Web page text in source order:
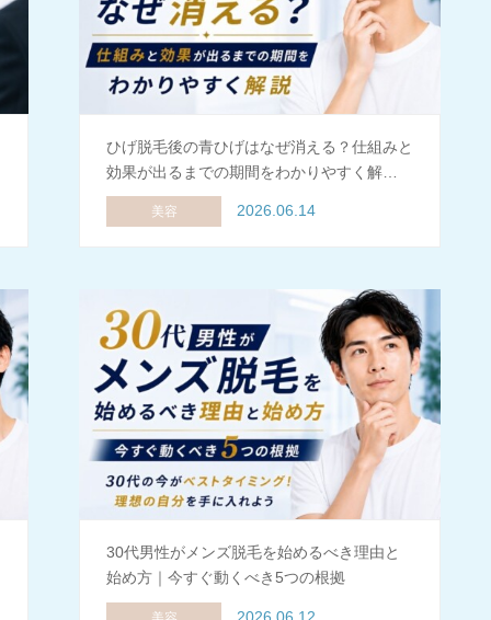
ひげ脱毛後の青ひげはなぜ消える？仕組みと
効果が出るまでの期間をわかりやすく解…
美容 2026.06.14
30代男性がメンズ脱毛を始めるべき理由と
始め方｜今すぐ動くべき5つの根拠
2026.06.12